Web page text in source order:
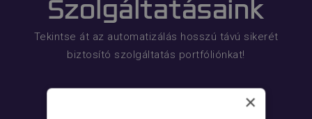
Szolgáltatásaink
Tekintse át az automatizálás hosszú távú sikerét
biztosító szolgáltatás portfóliónkat!
×